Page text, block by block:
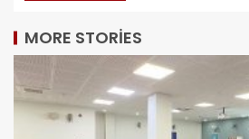
MORE STORIES